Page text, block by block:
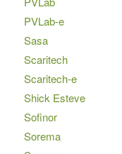
PVLab-e
Sasa
Scaritech
Scaritech-e
Shick Esteve
Sofinor
Sorema